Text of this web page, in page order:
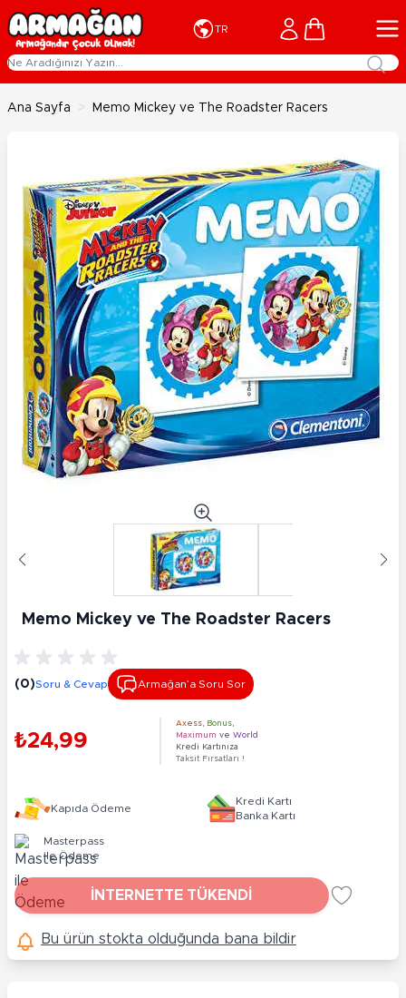
İçeriğe geç
TR Cart
Ana Sayfa > Memo Mickey ve The Roadster Racers
Memo Mickey ve The Roadster Racers
(0)Soru & Cevap Armağan’a Soru Sor
₺24,99
Axess Bonus
Maximum ve World
Kredi Kartınıza
Taksit Fırsatları !
Kapıda Ödeme
Kredi Kartı
Banka Kartı
Masterpass
ile Ödeme
İNTERNETTE TÜKENDİ
Bu ürün stokta olduğunda bana bildir